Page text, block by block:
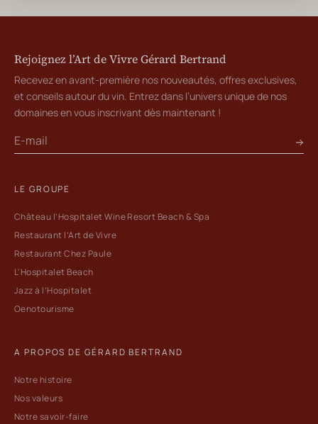
Rejoignez l’Art de Vivre Gérard Bertrand
Recevez en avant-première nos nouveautés, offres exclusives,
et conseils autour du vin. Entrez dans l’univers unique de nos
domaines en vous inscrivant dès maintenant !
LE GROUPE
Château l’Hospitalet Wine Resort Beach & Spa
Restaurant l’Art de Vivre
Restaurant Chez Paule
L'Hospitalet Beach
Jazz à l’Hospitalet
Oenotourisme
A PROPOS DE GÉRARD BERTRAND
Notre histoire
Nos valeurs
Notre savoir-faire